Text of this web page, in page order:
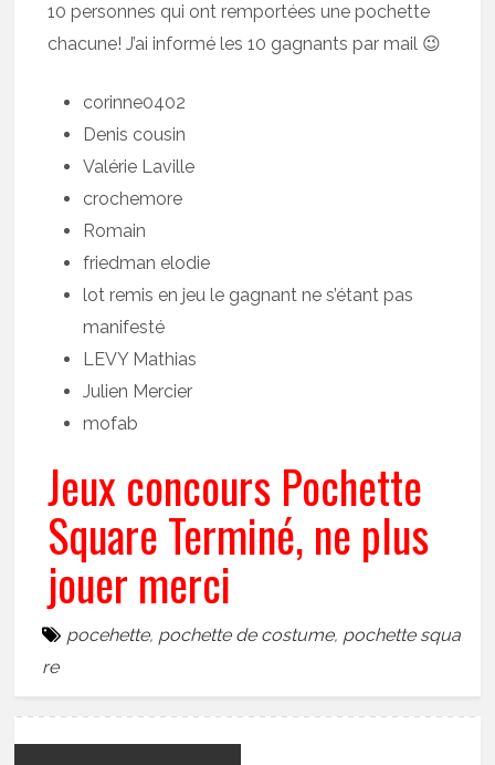
10 personnes qui ont remportées une pochette
chacune! J’ai informé les 10 gagnants par mail 😉
corinne0402
Denis cousin
Valérie Laville
crochemore
Romain
friedman elodie
lot remis en jeu le gagnant ne s’étant pas
manifesté
LEVY Mathias
Julien Mercier
mofab
Jeux concours Pochette
Square Terminé, ne plus
jouer merci
pocehette, pochette de costume, pochette squa
re